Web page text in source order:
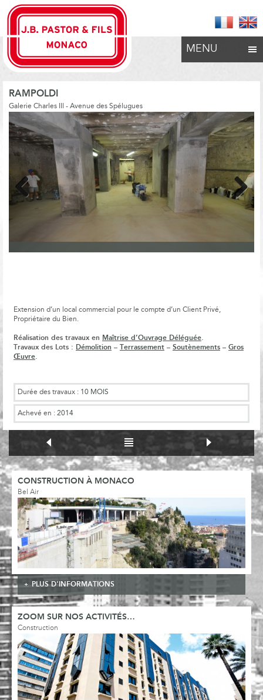
MENU
RAMPOLDI
Galerie Charles III - Avenue des Spélugues
Previous Next
Extension d’un local commercial pour le compte d’un Client Privé,
Propriétaire du Bien.
Réalisation des travaux en Maîtrise d’Ouvrage Déléguée
Travaux des Lots : Démolition – Terrassement – Soutènements – Gros
Œuvre
Durée des travaux : 10 MOIS
Achevé en : 2014
CONSTRUCTION À MONACO
Bel Air
PLUS D'INFORMATIONS
ZOOM SUR NOS ACTIVITÉS…
Construction